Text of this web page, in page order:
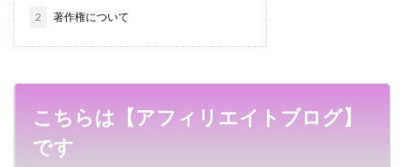
2 著作権について
こちらは【アフィリエイトブログ】
です